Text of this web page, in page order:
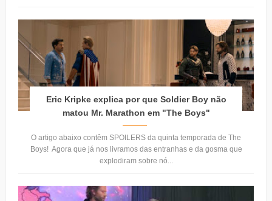
Eric Kripke explica por que Soldier Boy não
matou Mr. Marathon em "The Boys"
O artigo abaixo contêm SPOILERS da quinta temporada de The
Boys! Agora que já nos livramos das entranhas e da gosma que
explodiram sobre nó...